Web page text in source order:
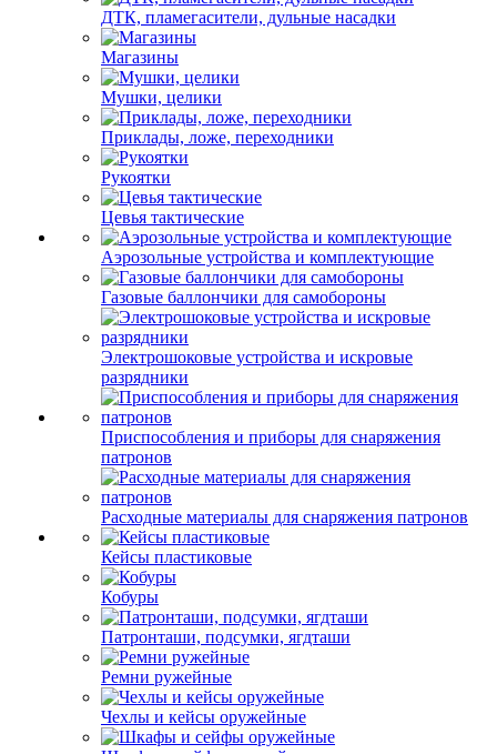
ДТК, пламегасители, дульные насадки
Магазины
Мушки, целики
Приклады, ложе, переходники
Рукоятки
Цевья тактические
Аэрозольные устройства и комплектующие
Газовые баллончики для самобороны
Электрошоковые устройства и искровые
разрядники
Приспособления и приборы для снаряжения
патронов
Расходные материалы для снаряжения патронов
Кейсы пластиковые
Кобуры
Патронташи, подсумки, ягдташи
Ремни ружейные
Чехлы и кейсы оружейные